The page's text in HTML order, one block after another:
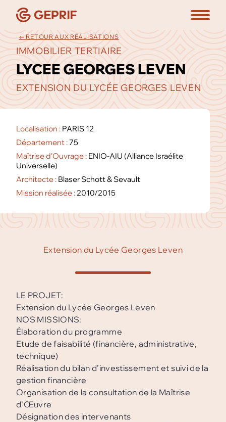
← RETOUR AUX RÉALISATIONS
IMMOBILIER TERTIAIRE
LYCEE GEORGES LEVEN
EXTENSION DU LYCÉE GEORGES LEVEN
Localisation : PARIS 12
Département :75
Maîtrise d'Ouvrage : ENIO-AIU (Alliance Israélite
Universelle)
Architecte : Blaser Schott & Sevault
Mission réalisée :2010/2015
Extension du Lycée Georges Leven
LE PROJET:
Extension du Lycée Georges Leven
NOS MISSIONS:
Élaboration du programme
Etude de faisabilité (financière, administrative,
technique)
Réalisation du bilan d’investissement et suivi de la
gestion financière
Organisation de la consultation de la Maîtrise
d’Œuvre
Désignation des intervenants